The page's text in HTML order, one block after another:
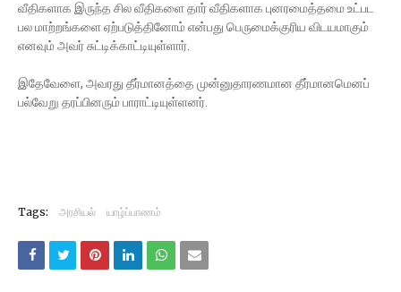
வீதிகளாக இருந்த சில வீதிகளை தார் வீதிகளாக புனரமைத்தமை உட்பட
பல மாற்றங்களை ஏற்படுத்தினோம் என்பது பெருமைக்குரிய விடயமாகும்
எனவும் அவர் சுட்டிக்காட்டியுள்ளார்.
இதேவேளை, அவரது தீர்மானத்தை முன்னுதாரணமான தீர்மானமெனப்
பல்வேறு தரப்பினரும் பாராட்டியுள்ளனர்.
Tags: அரசியல் யாழ்ப்பாணம்